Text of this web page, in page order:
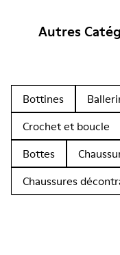
Autres
Bottines
Crochet et boucle
Bottes
Chaussures